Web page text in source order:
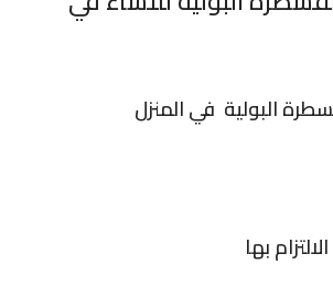
البولية في المنزل
بها